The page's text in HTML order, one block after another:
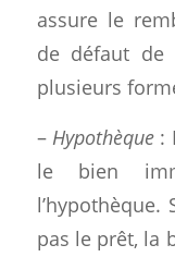
assure le
de défaut de
plusieurs
– Hypothèque:
le bien
l’hypothèque.
pas le prêt, la